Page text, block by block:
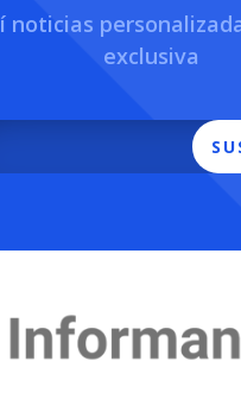
noticias
exclusiva